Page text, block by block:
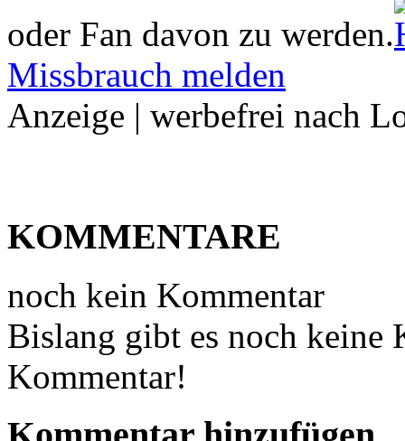
oder Fan davon zu werden.
Missbrauch melden
Anzeige | werbefrei nach
KOMMENTARE
noch kein Kommentar
Bislang gibt es noch keine
Kommentar!